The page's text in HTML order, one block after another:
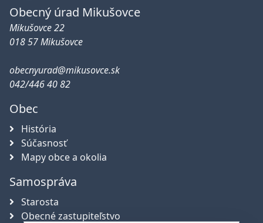
Obecný úrad Mikušovce
Mikušovce 22
018 57 Mikušovce
obecnyurad@mikusovce.sk
042/446 40 82
Obec
História
Súčasnosť
Mapy obce a okolia
Samospráva
Starosta
Obecné zastupiteľstvo